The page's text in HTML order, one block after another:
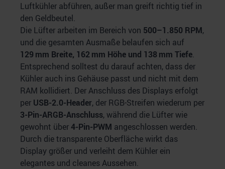
Luftkühler abführen, außer man greift richtig tief in
den Geldbeutel.
Die Lüfter arbeiten im Bereich von 500–1.850 RPM,
und die gesamten Ausmaße belaufen sich auf
129 mm Breite, 162 mm Höhe und 138 mm Tiefe.
Entsprechend solltest du darauf achten, dass der
Kühler auch ins Gehäuse passt und nicht mit dem
RAM kollidiert. Der Anschluss des Displays erfolgt
per USB-2.0-Header, der RGB-Streifen wiederum per
3-Pin-ARGB-Anschluss, während die Lüfter wie
gewohnt über4-Pin-PWM angeschlossen werden.
Durch die transparente Oberfläche wirkt das
Display größer und verleiht dem Kühler ein
elegantes und cleanes Aussehen.